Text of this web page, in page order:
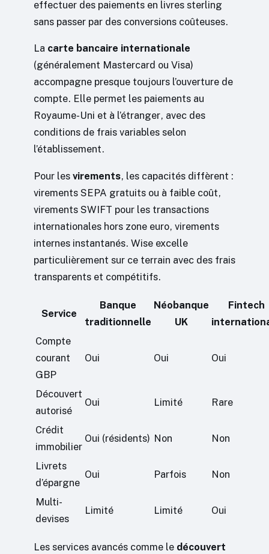
effectuer des paiements en livres sterling
sans passer par des conversions coûteuses.
La carte bancaire internationale
(généralement Mastercard ou Visa)
accompagne presque toujours l’ouverture de
compte. Elle permet les paiements au
Royaume-Uni et à l’étranger, avec des
conditions de frais variables selon
l’établissement.
Pour les virements, les capacités diffèrent :
virements SEPA gratuits ou à faible coût,
virements SWIFT pour les transactions
internationales hors zone euro, virements
internes instantanés. Wise excelle
particulièrement sur ce terrain avec des frais
transparents et compétitifs.
Service
Banque
traditionnelle
Néobanque
UK
Fintech
Compte
courant
GBP
Oui Oui Oui
Découvert
autorisé
Oui Limité Rare
Crédit
immobilier
Oui (résidents) Non Non
Livrets
d’épargne
Oui Parfois Non
Multi-
devises
Limité Limité Oui
Les services avancés comme le découvert